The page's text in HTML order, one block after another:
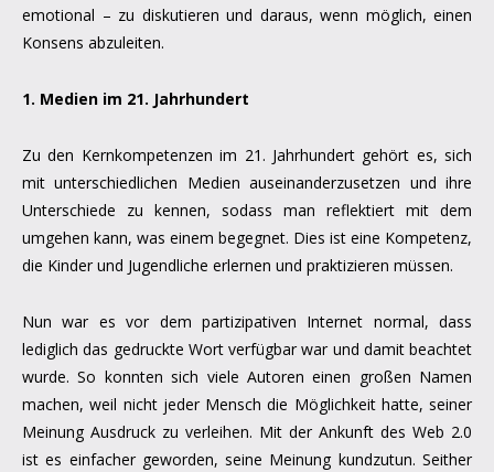
emotional – zu diskutieren und daraus, wenn möglich, einen
Konsens abzuleiten.
1. Medien im 21. Jahrhundert
Zu den Kernkompetenzen im 21. Jahrhundert gehört es, sich
mit unterschiedlichen Medien auseinanderzusetzen und ihre
Unterschiede zu kennen, sodass man reflektiert mit dem
umgehen kann, was einem begegnet. Dies ist eine Kompetenz,
die Kinder und Jugendliche erlernen und praktizieren müssen.
Nun war es vor dem partizipativen Internet normal, dass
lediglich das gedruckte Wort verfügbar war und damit beachtet
wurde. So konnten sich viele Autoren einen großen Namen
machen, weil nicht jeder Mensch die Möglichkeit hatte, seiner
Meinung Ausdruck zu verleihen. Mit der Ankunft des Web 2.0
ist es einfacher geworden, seine Meinung kundzutun. Seither